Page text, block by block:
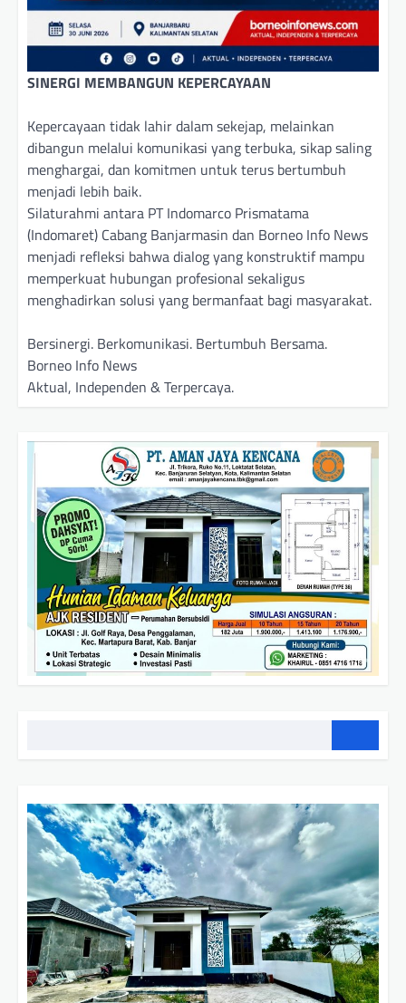
SINERGI MEMBANGUN KEPERCAYAAN
Kepercayaan tidak lahir dalam sekejap, melainkan
dibangun melalui komunikasi yang terbuka, sikap saling
menghargai, dan komitmen untuk terus bertumbuh
menjadi lebih baik.
Silaturahmi antara PT Indomarco Prismatama
(Indomaret) Cabang Banjarmasin dan Borneo Info News
menjadi refleksi bahwa dialog yang konstruktif mampu
memperkuat hubungan profesional sekaligus
menghadirkan solusi yang bermanfaat bagi masyarakat.
Bersinergi. Berkomunikasi. Bertumbuh Bersama.
Borneo Info News
Aktual, Independen & Terpercaya.